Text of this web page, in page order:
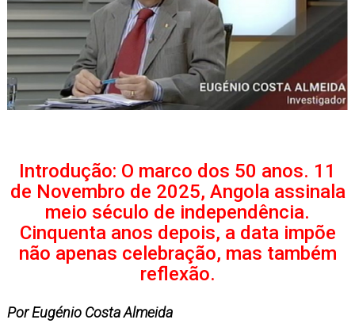
Introdução: O marco dos 50 anos. 11
de Novembro de 2025, Angola assinala
meio século de independência.
Cinquenta anos depois, a data impõe
não apenas celebração, mas também
reflexão.
Por Eugénio Costa Almeida